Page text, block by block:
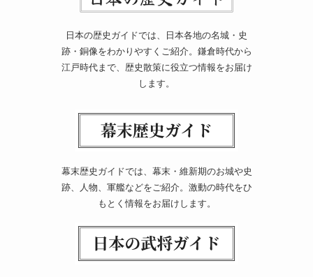
日本の歴史ガイドでは、日本各地の名城・史
跡・銅像をわかりやすくご紹介。鎌倉時代から
江戸時代まで、歴史散策に役立つ情報をお届け
します。
幕末歴史ガイドでは、幕末・維新期のお城や史
跡、人物、軍艦などをご紹介。激動の時代をひ
もとく情報をお届けします。